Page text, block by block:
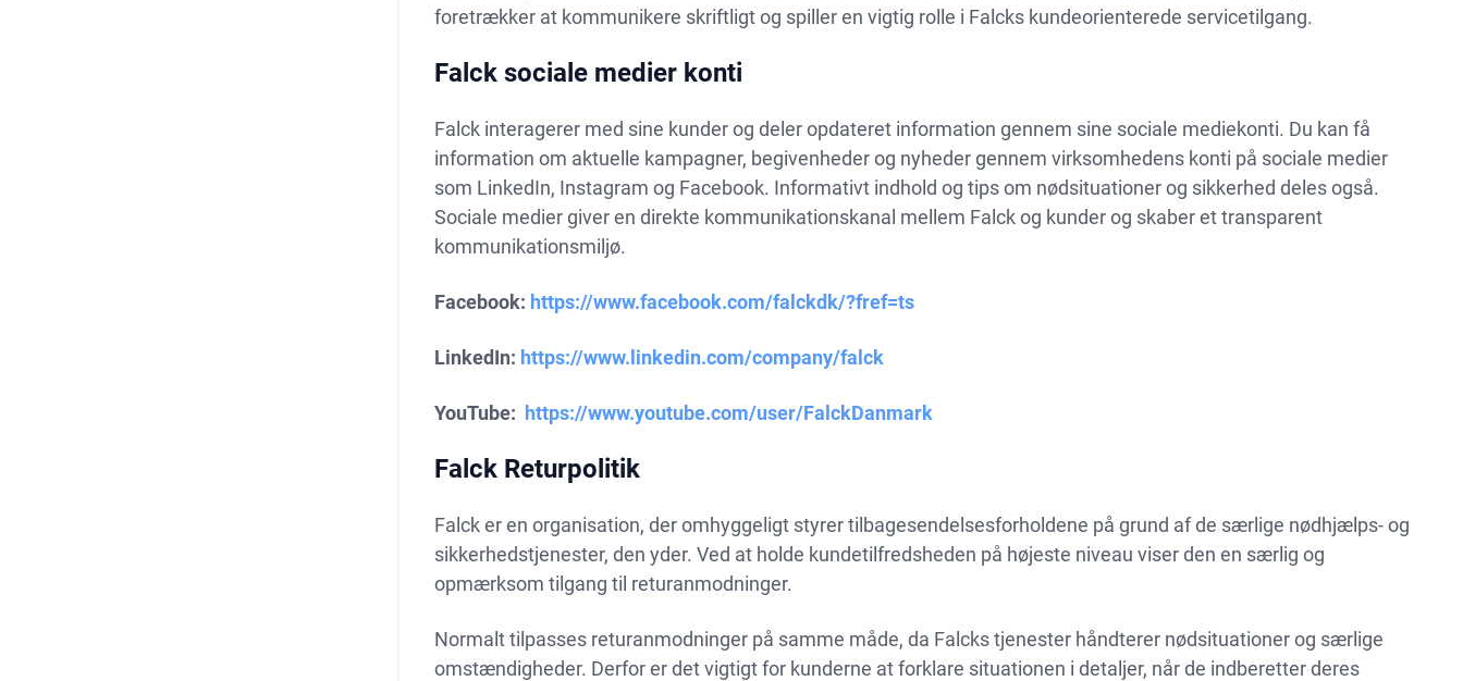
foretrækker at kommunikere skriftligt og spiller en vigtig rolle i Falcks kundeorienterede servicetilgang.
Falck sociale medier konti
Falck interagerer med sine kunder og deler opdateret information gennem sine sociale mediekonti. Du kan få
information om aktuelle kampagner, begivenheder og nyheder gennem virksomhedens konti på sociale medier
som LinkedIn, Instagram og Facebook. Informativt indhold og tips om nødsituationer og sikkerhed deles også.
Sociale medier giver en direkte kommunikationskanal mellem Falck og kunder og skaber et transparent
kommunikationsmiljø.
Facebook: https://www.facebook.com/falckdk/?fref=ts
LinkedIn: https://www.linkedin.com/company/falck
YouTube: https://www.youtube.com/user/FalckDanmark
Falck Returpolitik
Falck er en organisation, der omhyggeligt styrer tilbagesendelsesforholdene på grund af de særlige nødhjælps- og
sikkerhedstjenester, den yder. Ved at holde kundetilfredsheden på højeste niveau viser den en særlig og
opmærksom tilgang til returanmodninger.
Normalt tilpasses returanmodninger på samme måde, da Falcks tjenester håndterer nødsituationer og særlige
omstændigheder. Derfor er det vigtigt for kunderne at forklare situationen i detaljer, når de indberetter deres